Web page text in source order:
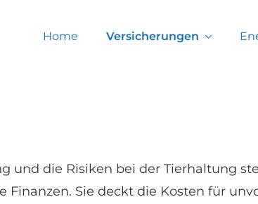
Home Versicherungen
und die Risiken bei der Tierhaltung
Sie deckt die Kosten für